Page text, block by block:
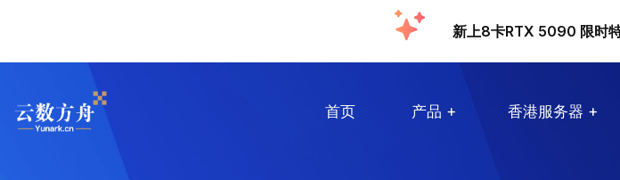
新上8卡RTX 5090 限时
首页 产品 香港服务器